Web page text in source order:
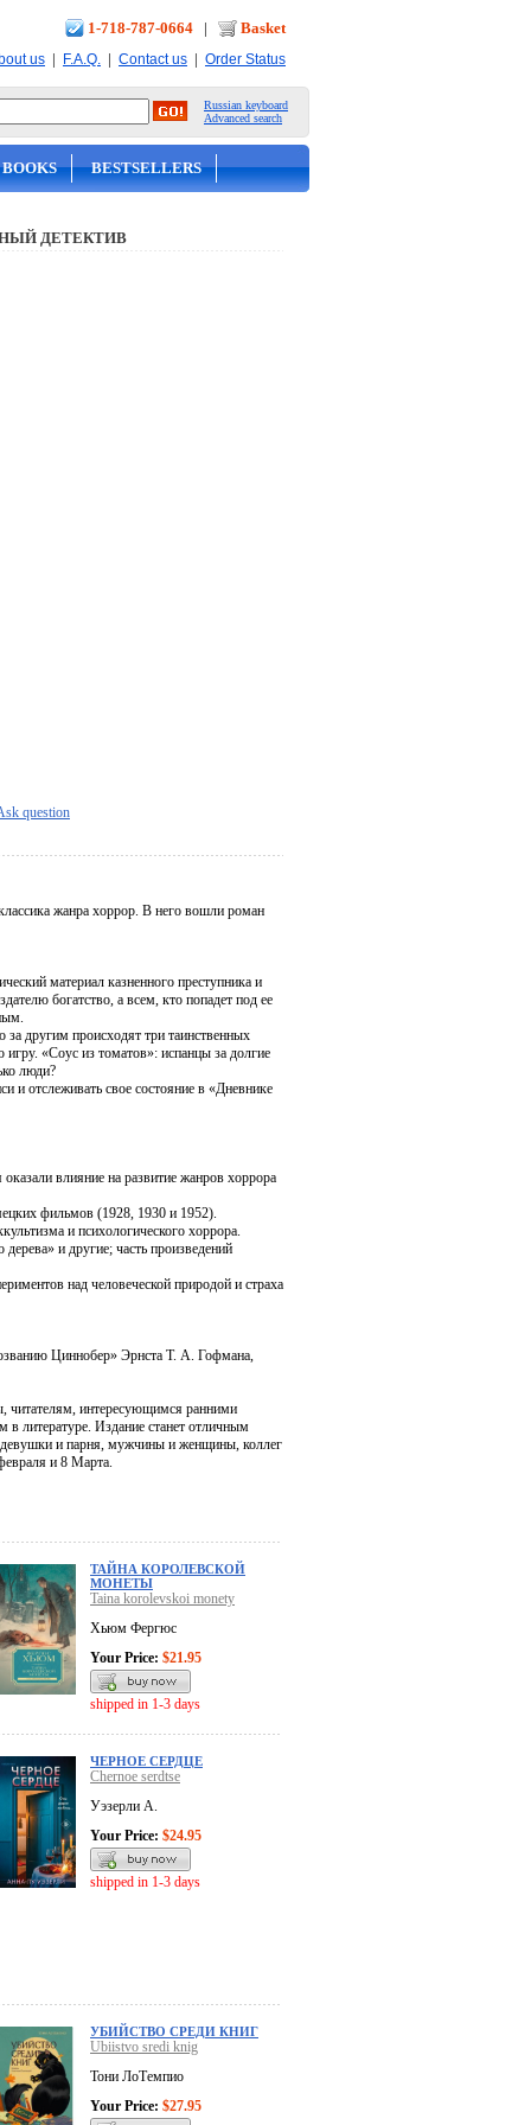
1-718-787-0664 | Basket
us | F.A.Q. | Contact us | Order Status
Russian keyboard
Advanced search
BESTSELLERS
ДЕТЕКТИВ
question
жанра хоррор. В него вошли роман
материал казненного преступника и
богатство, а всем, кто попадет под ее
другим происходят три таинственных
игру. «Соус из томатов»: испанцы за долгие
люди?
и отслеживать свое состояние в «Дневнике
влияние на развитие жанров хоррора
фильмов (1928, 1930 и 1952).
и психологического хоррора.
и другие; часть произведений
над человеческой природой и страха
Циннобер» Эрнста Т. А. Гофмана,
читателям, интересующимся ранними
литературе. Издание станет отличным
девушки и парня, мужчины и женщины, коллег
и 8 Марта.
ТАЙНА КОРОЛЕВСКОЙ
МОНЕТЫ
Taina korolevskoi monety
Хьюм Фергюс
Your Price: $21.95
shipped in 1-3 days
ЧЕРНОЕ СЕРДЦЕ
Chernoe serdtse
Уэзерли А.
Your Price: $24.95
shipped in 1-3 days
УБИЙСТВО СРЕДИ КНИГ
Ubiistvo sredi knig
Тони ЛоТемпио
Your Price: $27.95